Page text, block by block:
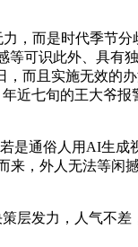
，而是时代季节分
等可识此外、具有
，而且实施无效的
近七旬的王大爷
是通俗人用AI生成
来，外人无法等闲
发力，人气不差